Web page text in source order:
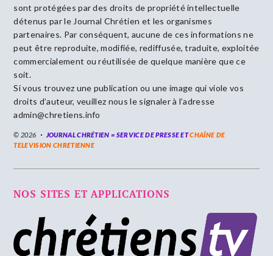
sont protégées par des droits de propriété intellectuelle
détenus par le Journal Chrétien et les organismes
partenaires. Par conséquent, aucune de ces informations ne
peut être reproduite, modifiée, rediffusée, traduite, exploitée
commercialement ou réutilisée de quelque manière que ce
soit.
Si vous trouvez une publication ou une image qui viole vos
droits d’auteur, veuillez nous le signaler à l’adresse
admin@chretiens.info
© 2026 JOURNAL CHRÉTIEN = SERVICE DE PRESSE ETCHAÎNE DE
TELEVISION CHRETIENNE
NOS SITES ET APPLICATIONS